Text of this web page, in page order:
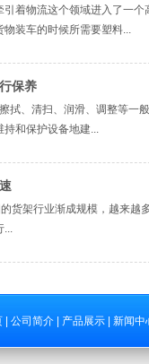
着物流这个领域进入了一个
装车的时候所需要塑料...
保养
、清扫、润滑、调整等一
持和保护设备地建...
货架行业渐成规模，越来越
...
公司简介 产品展示 新闻中